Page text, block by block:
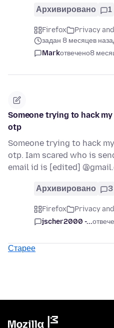
Архивировано 1
Firefox
Privacy
задан 8 месяцев
Markотвечено8
Someone trying to hack
otp
Someone trying to hack
otp. Iam scared who is
email id is [edited]
Архивировано 3
Firefox Privacy
jscher2000 -...
Старее